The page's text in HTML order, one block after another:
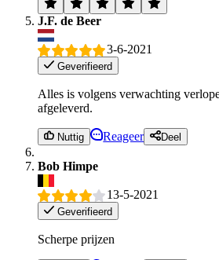
J.F. de Beer
3-6-2021
Geverifieerd
Alles is volgens verwachting
afgeleverd.
Nuttig Reageer Deel
Bob Himpe
13-5-2021
Geverifieerd
Scherpe prijzen